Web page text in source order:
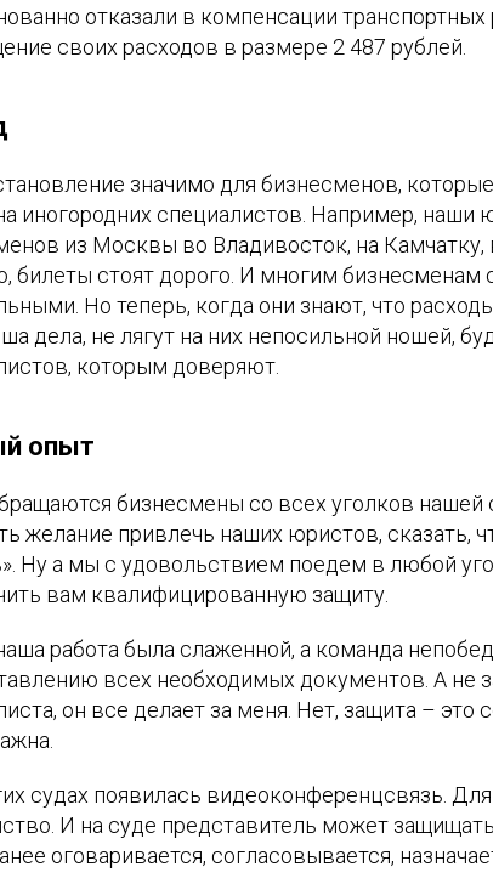
отказали в компенсации
своих расходов в размере 2 487 рублей.
значимо для бизнесменов,
иногородних специалистов. Например,
из Москвы во Владивосток, на Камчатку,
билеты стоят дорого. И многим бизнесменам
Но теперь, когда они знают, что
дела, не лягут на них непосильной ношей,
которым доверяют.
опыт
бизнесмены со всех уголков нашей
желание привлечь наших юристов, сказать,
Ну а мы с удовольствием поедем в любой
вам квалифицированную защиту.
работа была слаженной, а команда
всех необходимых документов. А не
он все делает за меня. Нет, защита –
судах появилась видеоконференцсвязь.
И на суде представитель может
оговаривается, согласовывается,